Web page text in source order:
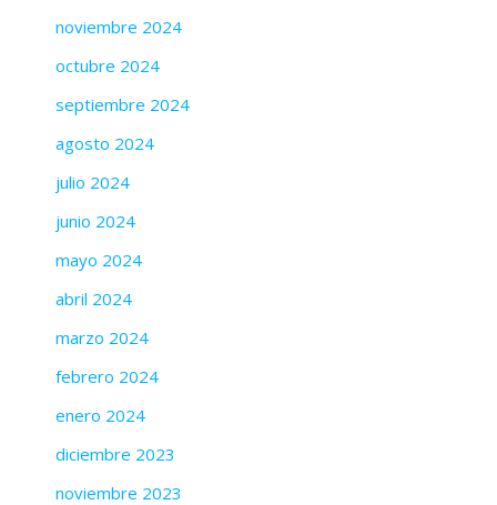
noviembre 2024
octubre 2024
septiembre 2024
agosto 2024
julio 2024
junio 2024
mayo 2024
abril 2024
marzo 2024
febrero 2024
enero 2024
diciembre 2023
noviembre 2023